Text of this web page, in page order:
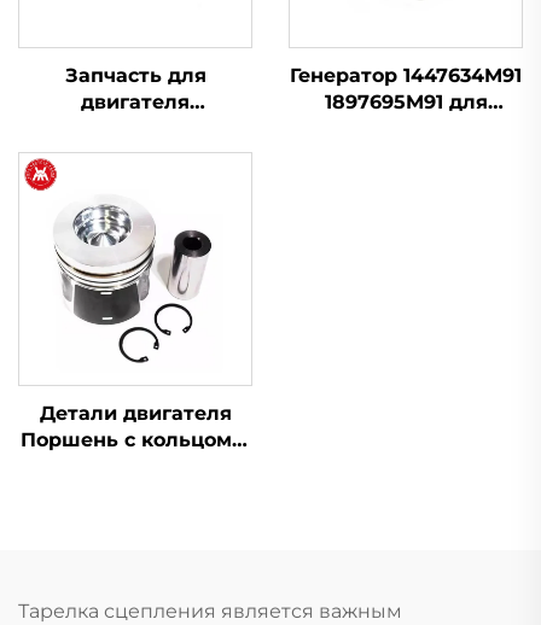
Запчасть для
двигателя
2674A423 754111-9 для
Perkins 1103A-33T,
1103C-33T
Генератор 1447634M91
1897695M91 для
Детали двигателя
Поршень с кольцом и
Тарелка сцепления является важным